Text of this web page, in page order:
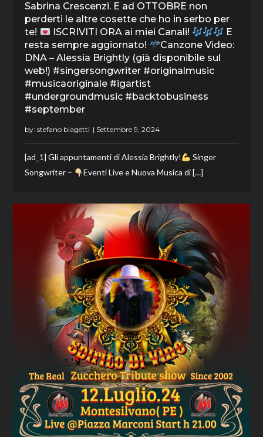
Sabrina Crescenzi. E ad OTTOBRE non
perderti le altre cosette che ho in serbo per
te!
ISCRIVITI ORA ai miei Canali!
E
resta sempre aggiornato!
Canzone Video:
DNA – Alessia Brightly (già disponibile sul
web!) #singersongwriter #originalmusic
#musicaoriginale #igartist
#undergroundmusic #backtobusiness
#september
by:stefano biagetti
[ad_1] Gli appuntamenti di Alessia Brightly!
Singer
Songwriter –
Eventi Live e Nuova Musica di […]